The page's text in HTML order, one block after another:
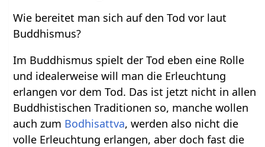
Wie bereitet man sich auf den Tod vor laut
Buddhismus?
Im Buddhismus spielt der Tod eben eine Rolle
und idealerweise will man die Erleuchtung
erlangen vor dem Tod. Das ist jetzt nicht in allen
Buddhistischen Traditionen so, manche wollen
auch zum Bodhisattva, werden also nicht die
volle Erleuchtung erlangen, aber doch fast die